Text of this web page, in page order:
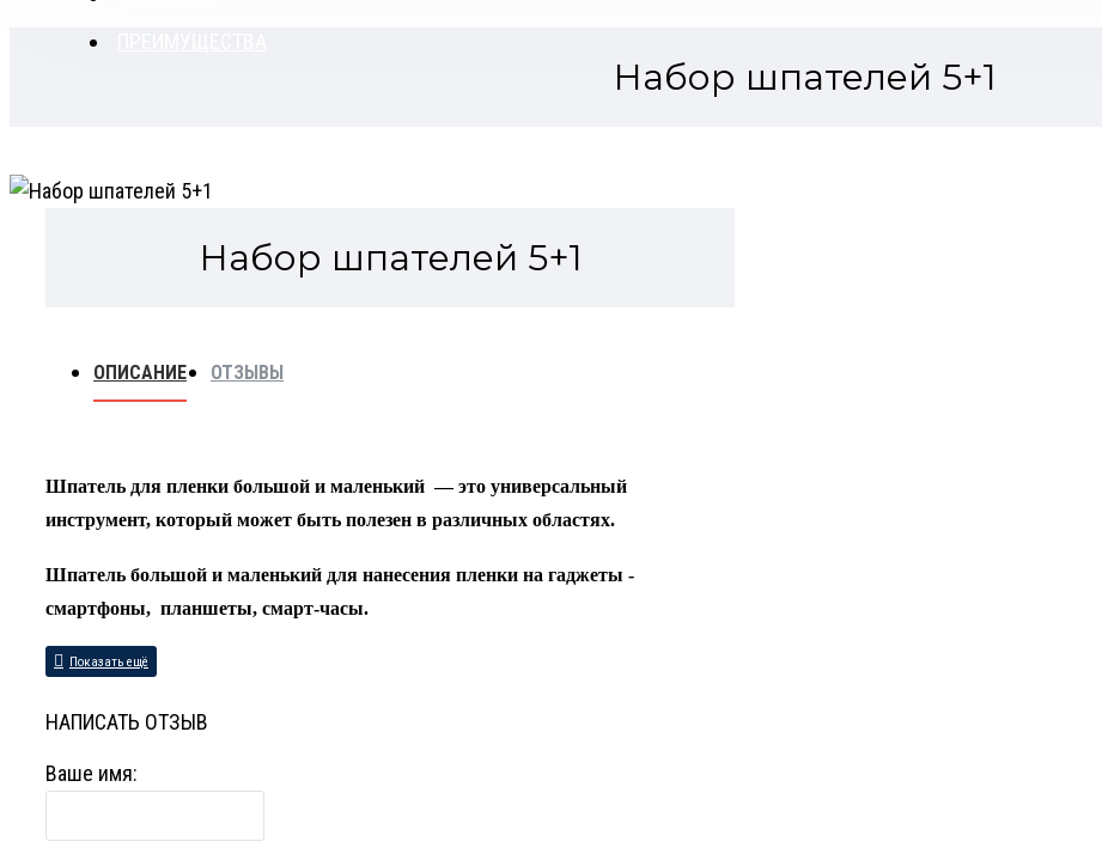
Набор шпателей 5+1
Набор шпателей 5+1
ОПИСАНИЕ ОТЗЫВЫ
Шпатель для пленки большой и маленький — это универсальный
инструмент, который может быть полезен в различных областях.
Шпатель большой и маленький для нанесения пленки на гаджеты -
смартфоны, планшеты, смарт-часы.
НАПИСАТЬ ОТЗЫВ
Ваше имя: